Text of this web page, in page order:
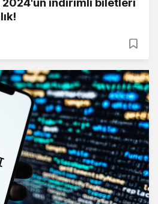
2024'ün indirimli biletleri